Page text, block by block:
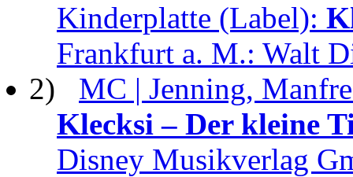
Kinderplatte (Label):
Frankfurt a. M.: Walt
2) MC | Jenning,
Klecksi – Der kleine
Disney Musikverlag